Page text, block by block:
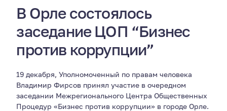
В Орле состоялось
заседание ЦОП “Бизнес
против коррупции”
19 декабря, Уполномоченный по правам человека
Владимир Фирсов принял участие в очередном
заседании Межрегионального Центра Общественных
Процедур «Бизнес против коррупции» в городе Орле.